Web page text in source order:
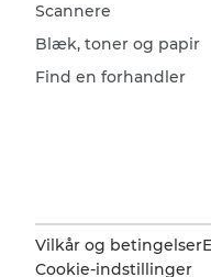
Scannere
Blæk, toner og papir
Find en forhandler
Vilkår og betingelser
Cookie-indstillinger